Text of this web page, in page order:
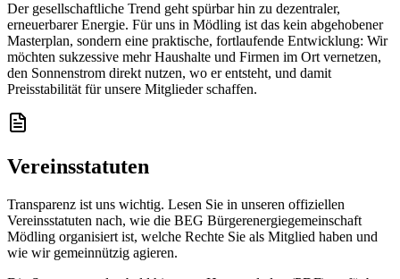
Der gesellschaftliche Trend geht spürbar hin zu dezentraler,
erneuerbarer Energie. Für uns in Mödling ist das kein abgehobener
Masterplan, sondern eine praktische, fortlaufende Entwicklung: Wir
möchten sukzessive mehr Haushalte und Firmen im Ort vernetzen,
den Sonnenstrom direkt nutzen, wo er entsteht, und damit
Preisstabilität für unsere Mitglieder schaffen.
Vereinsstatuten
Transparenz ist uns wichtig. Lesen Sie in unseren offiziellen
Vereinsstatuten nach, wie die BEG Bürgerenergiegemeinschaft
Mödling organisiert ist, welche Rechte Sie als Mitglied haben und
wie wir gemeinnützig agieren.